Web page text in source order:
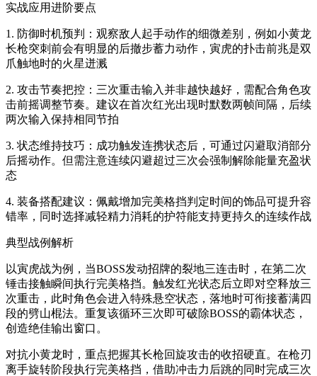
实战应用进阶要点
1. 防御时机预判：观察敌人起手动作的细微差别，例如小黄龙
长枪突刺前会有明显的后撤步蓄力动作，寅虎的扑击前兆是双
爪触地时的火星迸溅
2. 攻击节奏把控：三次重击输入并非越快越好，需配合角色攻
击前摇调整节奏。建议在首次红光出现时默数两帧间隔，后续
两次输入保持相同节拍
3. 状态维持技巧：成功触发连携状态后，可通过闪避取消部分
后摇动作。但需注意连续闪避超过三次会强制解除能量充盈状
态
4. 装备搭配建议：佩戴增加完美格挡判定时间的饰品可提升容
错率，同时选择减轻精力消耗的护符能支持更持久的连续作战
典型战例解析
以寅虎战为例，当BOSS发动招牌的裂地三连击时，在第二次
锤击接触瞬间执行完美格挡。触发红光状态后立即对空释放三
次重击，此时角色会进入特殊悬空状态，落地时可衔接蓄满四
段的劈山棍法。重复该循环三次即可破除BOSS的霸体状态，
创造绝佳输出窗口。
对抗小黄龙时，重点把握其长枪回旋攻击的收招硬直。在枪刃
离手旋转阶段执行完美格挡，借助冲击力后跳的同时完成三次